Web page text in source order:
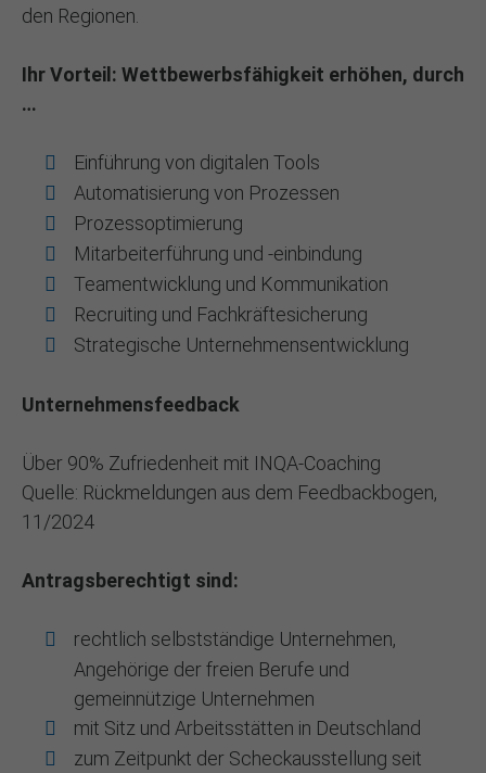
den Regionen.
Ihr Vorteil: Wettbewerbsfähigkeit erhöhen, durch
…
Einführung von digitalen Tools
Automatisierung von Prozessen
Prozessoptimierung
Mitarbeiterführung und -einbindung
Teamentwicklung und Kommunikation
Recruiting und Fachkräftesicherung
Strategische Unternehmensentwicklung
Unternehmensfeedback
Über 90% Zufriedenheit mit INQA-Coaching
Quelle: Rückmeldungen aus dem Feedbackbogen,
11/2024
Antragsberechtigt sind:
rechtlich selbstständige Unternehmen,
Angehörige der freien Berufe und
gemeinnützige Unternehmen
mit Sitz und Arbeitsstätten in Deutschland
zum Zeitpunkt der Scheckausstellung seit